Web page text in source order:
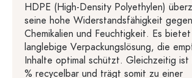
HDPE (High-Density Polyethylen)
seine hohe Widerstandsfähigkeit
Chemikalien und Feuchtigkeit. Es
langlebige Verpackungslösung, die
Inhalte optimal schützt. Gleichzeitig
% recycelbar und trägt somit zu einer